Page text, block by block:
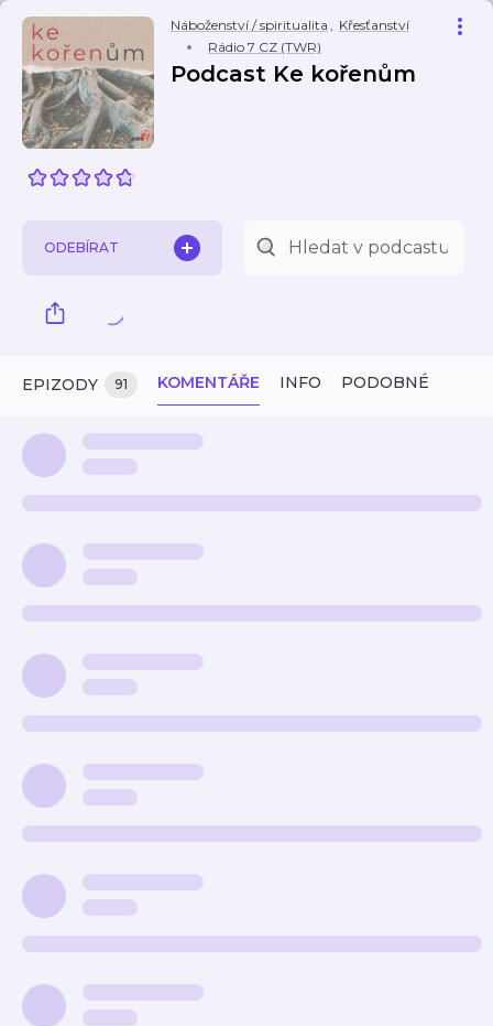
Náboženství / spiritualita , Křesťanství
Rádio 7 CZ (TWR)
Podcast Ke kořenům
ODEBÍRAT
EPIZODY 91 KOMENTÁŘE INFO PODOBNÉ